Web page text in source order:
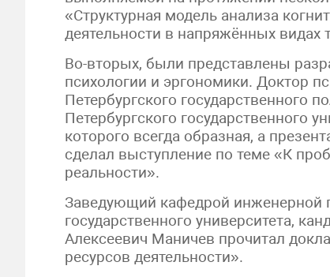
«Структурная модель анализа
деятельности в напряжённых видах
Во-вторых, были представлены
психологии и эргономики. Доктор
Петербургского государственного
Петербургского государственного
которого всегда образная, а
сделал выступление по теме «К
реальности».
Заведующий кафедрой инженерной
государственного университета,
Алексеевич Маничев прочитал
ресурсов деятельности».